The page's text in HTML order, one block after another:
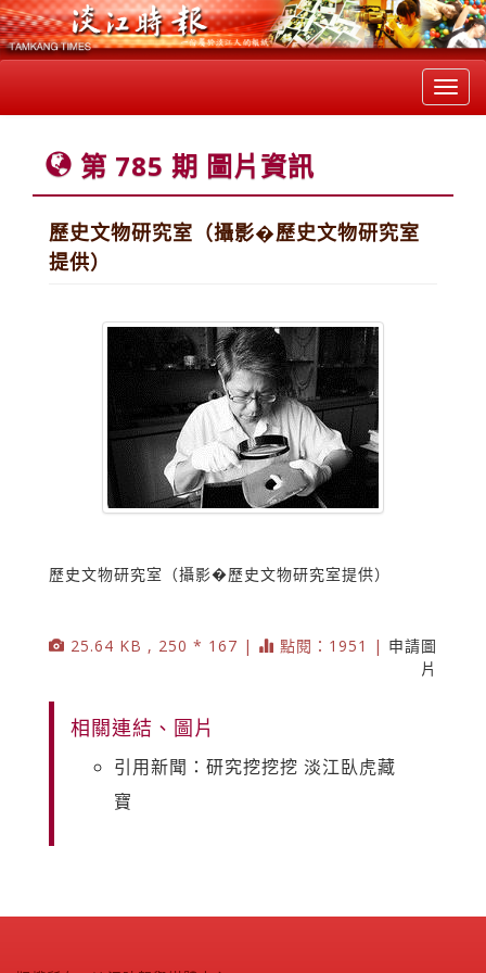
第 785 期 圖片資訊
歷史文物研究室（攝影�歷史文物研究室
提供）
歷史文物研究室（攝影�歷史文物研究室提供）
25.64 KB , 250 * 167 | 點閱：1951 | 申請圖
片
相關連結、圖片
引用新聞：研究挖挖挖 淡江臥虎藏
寶